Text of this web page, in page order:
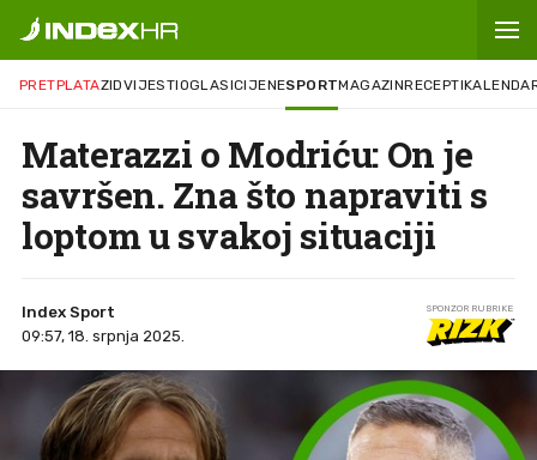
PRETPLATAZIDVIJESTIOGLASICIJENESPORTMAGAZINRECEPTI
Materazzi o Modriću: On je
savršen. Zna što napraviti s
loptom u svakoj situaciji
Index Sport
09:57, 18. srpnja 2025.
SPONZOR RUBRIKE